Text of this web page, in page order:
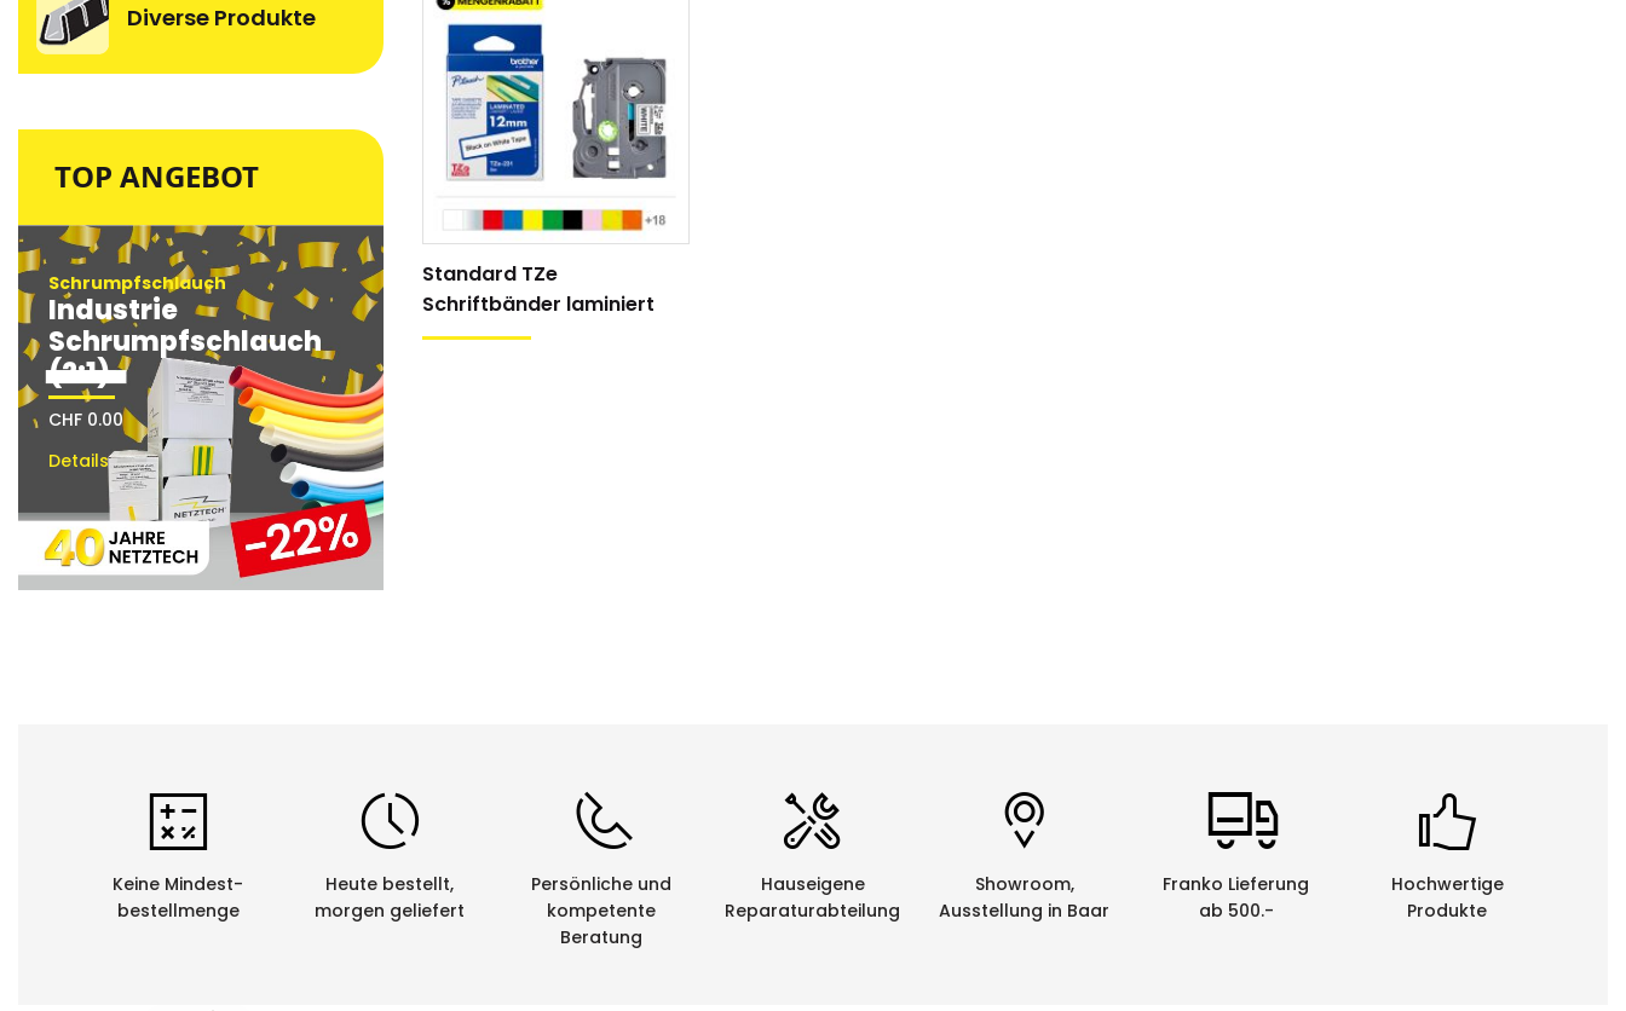
TOP ANGEBOT
Schrumpfschlauch
Industrie
Schrumpfschlauch
(2:1)
CHF 0.00
Details
Schrumpfschlauch
Industrie
Schrumpfschlauch
Diverse Produkte
Standard TZe
Schriftbänder laminiert
Keine Mindest-
bestellmenge
Heute bestellt,
morgen geliefert
Persönliche und
kompetente
Beratung
Hauseigene
Reparaturabteilung
Showroom,
Ausstellung in Baar
Franko Lieferung
ab 500.-
Hochwertige
Produkte